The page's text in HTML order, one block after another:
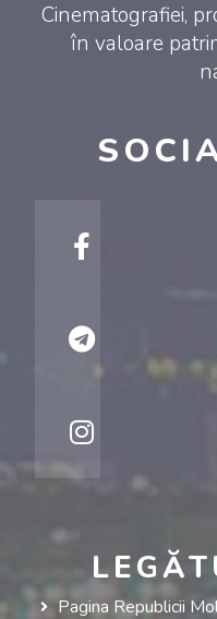
Cinematografiei,
în valoare
Pagina Republicii